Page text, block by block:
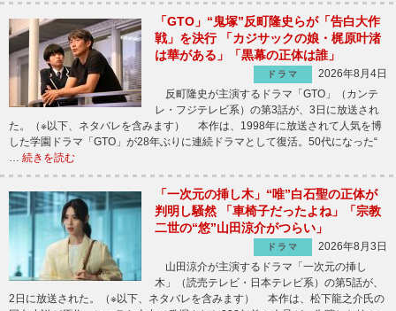
「GTO」“鬼塚”反町隆史らが「告白大作
戦」を決行 「カジサックの娘・梶原叶渚
は華がある」「黒幕の正体は誰」
ドラマ
2026年8月4日
反町隆史が主演するドラマ「GTO」（カンテ
レ・フジテレビ系）の第3話が、3日に放送され
た。（※以下、ネタバレを含みます） 本作は、1998年に放送されて人気を博
した学園ドラマ「GTO」が28年ぶりに連続ドラマとして復活。50代になった“
… 続きを読む
「一次元の挿し木」“唯”白石聖の正体が
判明し騒然 「車椅子だったよね」「宗教
二世の“悠”山田涼介がつらい」
ドラマ
2026年8月3日
山田涼介が主演するドラマ「一次元の挿し
木」（読売テレビ・日本テレビ系）の第5話が、
2日に放送された。（※以下、ネタバレを含みます） 本作は、松下龍之介氏の